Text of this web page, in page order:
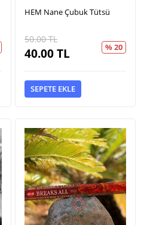
HEM Nane Çubuk Tütsü
50.00TL
40.00TL % 20
SEPETE EKLE